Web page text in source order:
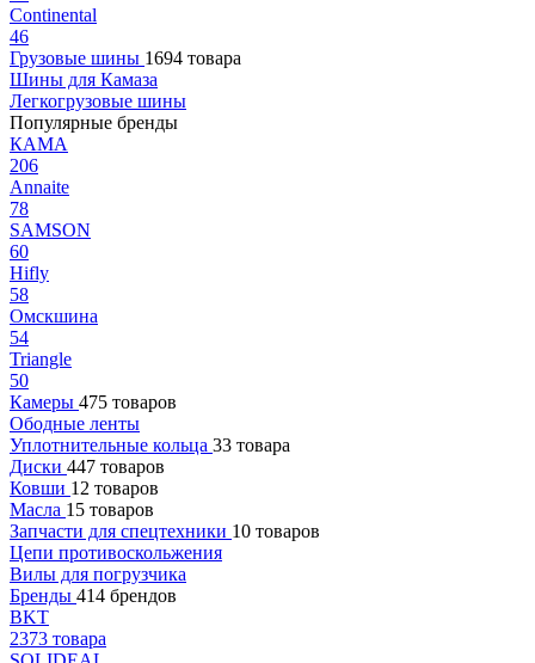
Continental
46
Грузовые шины 1694 товара
Шины для Камаза
Легкогрузовые шины
Популярные бренды
КАМА
206
Annaite
78
SAMSON
60
Hifly
58
Омскшина
54
Triangle
50
Камеры 475 товаров
Ободные ленты
Уплотнительные кольца 33 товара
Диски 447 товаров
Ковши 12 товаров
Масла 15 товаров
Запчасти для спецтехники 10 товаров
Цепи противоскольжения
Вилы для погрузчика
Бренды 414 брендов
BKT
2373 товара